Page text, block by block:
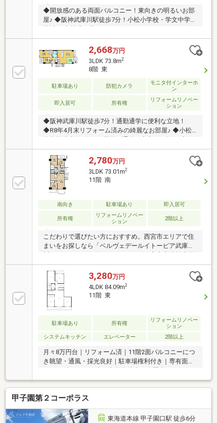
◆開放感のある両面バルコニー！東向きの明るいお部
屋♪ ◆阪神武庫川駅徒歩7分！小松小学校・学文中学校
件！ ◆部屋数豊富な4LDK！全室収納も完備です
2,668万円
3LDK 73.8m2
8階 東
駐車場あり 防犯カメラ
モニタ付インターホ
ン
即入居可 所有権
リフォームリノベー
ション
◆阪神武庫川駅徒歩7分！通勤通学に便利な立地！
◆R8年4月末リフォーム済みの綺麗なお部屋♪ ◆小松
ルコニーから公園を望み、四季折々の眺望が楽しめま
す
2,780万円
3LDK 73.01m2
11階 南
南向き 駐車場あり 即入居可
所有権
リフォームリノベー
ション
2階以上
こだわりで選びたい方におすすめ。西宮市エリアで住
まいをお探しなら「ベルヴェデールイトーピア武庫
校が徒歩9分のところにあります。西宮市で不動産を
購入するな
3,280万円
4LDK 84.09m2
11階 東
駐車場あり 所有権
リフォームリノベー
ション
システムキッチン
エレベーター 2階以上
月々8万円台｜リフォーム済｜11階2面バルコニーにつ
き眺望・通風・採光良好｜駐車場権利付き｜専有面積
甲子園第２コーポラス
東海道本線 甲子園口駅 徒歩6分